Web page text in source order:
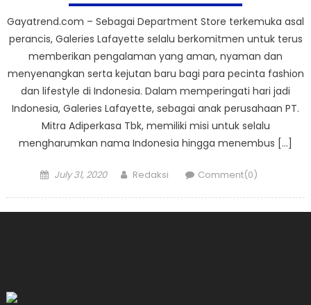
Gayatrend.com – Sebagai Department Store terkemuka asal
perancis, Galeries Lafayette selalu berkomitmen untuk terus
memberikan pengalaman yang aman, nyaman dan
menyenangkan serta kejutan baru bagi para pecinta fashion
dan lifestyle di Indonesia. Dalam memperingati hari jadi
Indonesia, Galeries Lafayette, sebagai anak perusahaan PT.
Mitra Adiperkasa Tbk, memiliki misi untuk selalu
mengharumkan nama Indonesia hingga menembus […]
Posted
July 31, 2020 Author
Redaksi Comment(0)